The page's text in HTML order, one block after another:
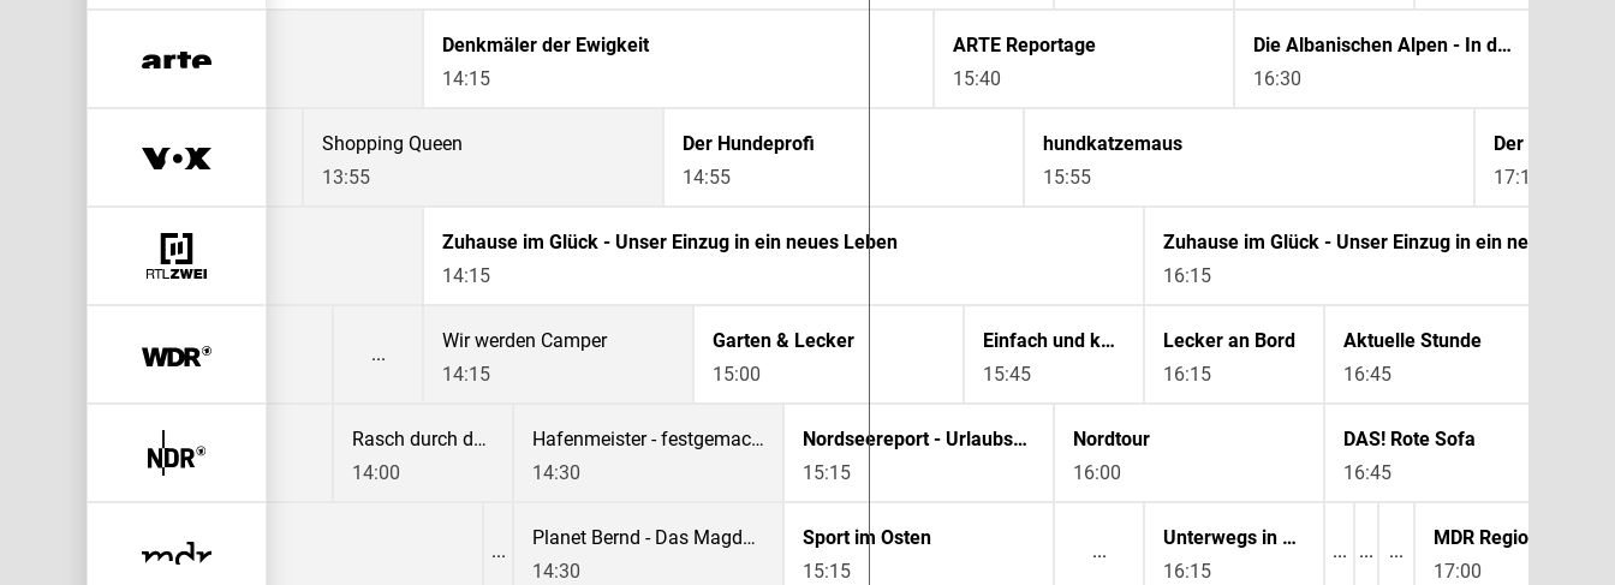
Denkmäler der Ewigkeit
14:15
ARTE Reportage
15:40
Die Albanischen Alpen - In den verwunschenen Bergen
16:30
Shopping Queen
13:55
Der Hundeprofi
14:55
hundkatzemaus
15:55
Der
17:10
Zuhause im Glück - Unser Einzug in ein neues Leben
14:15
Zuhause im Glück - Unser Einzug in ein neues
16:15
Wir werden Camper
14:15
Garten & Lecker
15:00
Einfach und köstlich
15:45
Lecker an Bord
16:15
Aktuelle Stunde
16:45
Rasch durch den Garten
14:00
Hafenmeister - festgemacht im Norden
14:30
Nordseereport - Urlaubshafen Norddeich
15:15
Nordtour
16:00
DAS! Rote Sofa
16:45
Planet Bernd - Das Magdeburger Schwimmuniversum von Bernd Berkhahn
14:30
Sport im Osten
15:15
Unterwegs in Sachsen-Anhalt
16:15
MDR Regional
17:00